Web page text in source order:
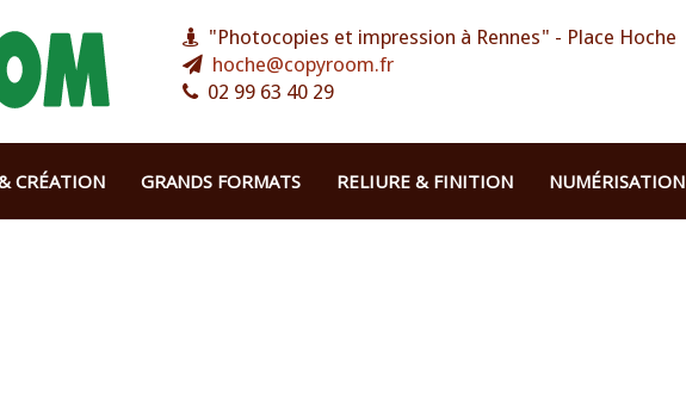
"Photocopies et impression à Rennes" - Place Hoche
hoche@copyroom.fr
02 99 63 40 29
CRÉATION GRANDS FORMATS RELIURE & FINITION NUMÉRISATION